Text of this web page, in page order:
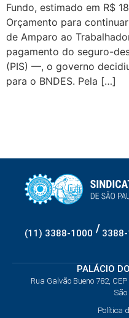
Fundo, estimado em R$
Orçamento para
de Amparo ao
pagamento do seguro-
(PIS) —, o governo
para o BNDES. Pela […]
(11) 3388-1000 /
PALÁCIO
Rua Galvão Bueno 782,
Política